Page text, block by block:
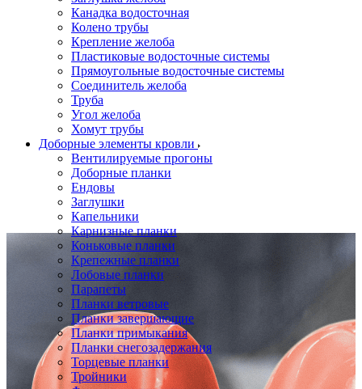
Канадка водосточная
Колено трубы
Крепление желоба
Пластиковые водосточные системы
Прямоугольные водосточные системы
Соединитель желоба
Труба
Угол желоба
Хомут трубы
Доборные элементы кровли
Вентилируемые прогоны
Доборные планки
Ендовы
Заглушки
Капельники
Карнизные планки
Коньковые планки
Крепежные планки
Лобовые планки
Парапеты
Планки ветровые
Планки завершающие
Планки примыкания
Планки снегозадержания
Торцевые планки
Тройники